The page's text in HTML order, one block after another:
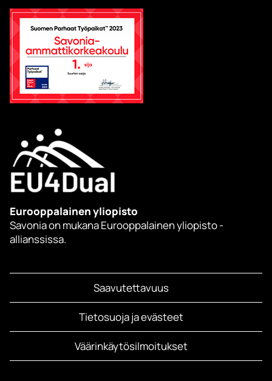
Eurooppalainen yliopisto
Savonia on mukana Eurooppalainen yliopisto -
allianssissa.
Saavutettavuus
Tietosuoja ja evästeet
Väärinkäytösilmoitukset